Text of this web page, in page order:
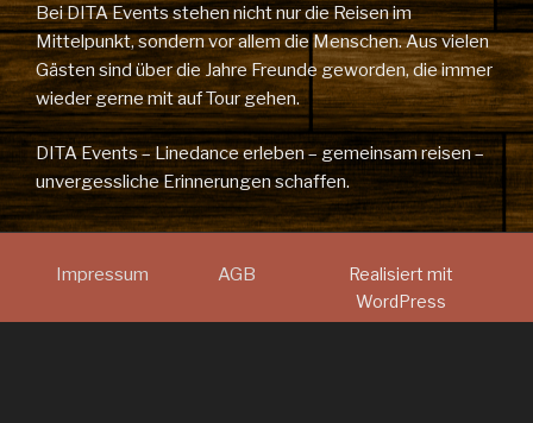
Bei DITA Events stehen nicht nur die Reisen im
Mittelpunkt, sondern vor allem die Menschen. Aus vielen
Gästen sind über die Jahre Freunde geworden, die immer
wieder gerne mit auf Tour gehen.
DITA Events – Linedance erleben – gemeinsam reisen –
unvergessliche Erinnerungen schaffen.
Impressum AGB
Realisiert mit
WordPress